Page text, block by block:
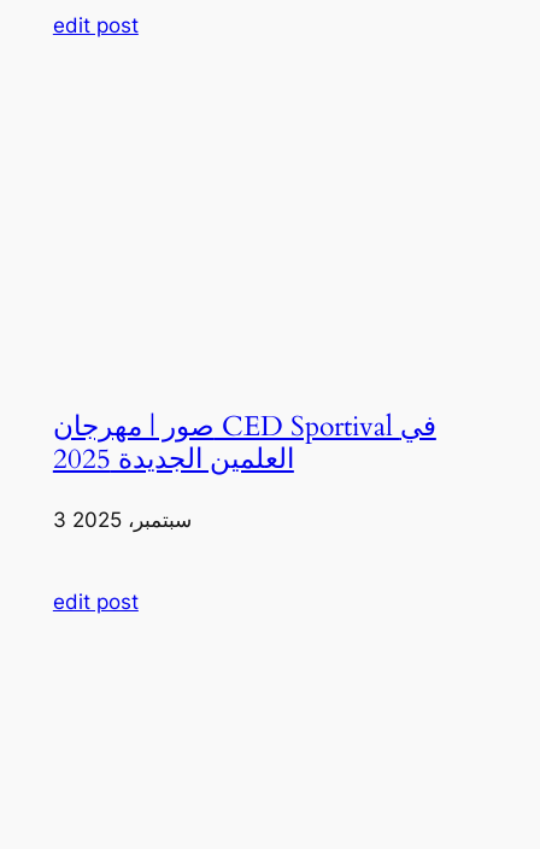
edit post
صور | مهرجان CED Sportival في
العلمين الجديدة 2025
3 سبتمبر، 2025
edit post